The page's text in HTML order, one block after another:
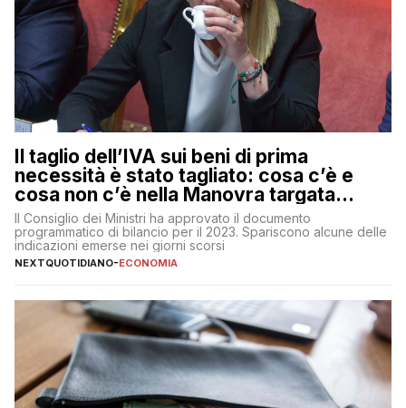
Il taglio dell’IVA sui beni di prima
necessità è stato tagliato: cosa c’è e
cosa non c’è nella Manovra targata
Meloni
Il Consiglio dei Ministri ha approvato il documento
programmatico di bilancio per il 2023. Spariscono alcune delle
indicazioni emerse nei giorni scorsi
NEXTQUOTIDIANO-ECONOMIA